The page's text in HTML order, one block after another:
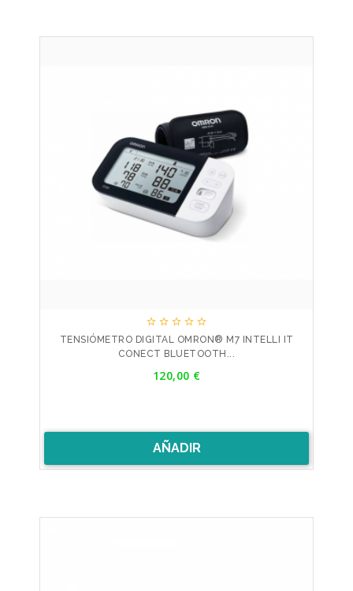
    
TENSIÓMETRO DIGITAL OMRON® M7 INTELLI IT
CONECT BLUETOOTH...
120,00 €
AÑADIR